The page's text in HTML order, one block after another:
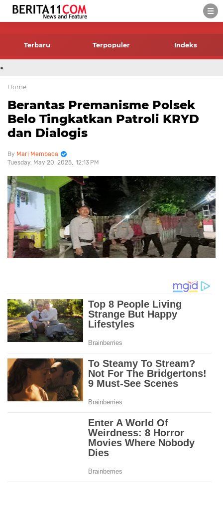
Terbaru Terpopuler Indeks
.
Home
Berantas Premanisme Polsek
Belo Tingkatkan Patroli KRYD
dan Dialogis
Mari Membaca
Tuesday, May 20, 2025 12:13 PM